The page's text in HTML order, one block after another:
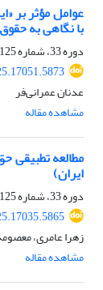
عوامل مؤثر بر
با نگاهی به
دوره 33، شماره 125، بهار 1405، صفحه
عدنان عمرانی‌فر
مشاهده مقاله
مطالعه تطبیقی
ایران)
دوره 33، شماره 125، بهار 1405، صفحه
زهرا عامری،
مشاهده مقاله